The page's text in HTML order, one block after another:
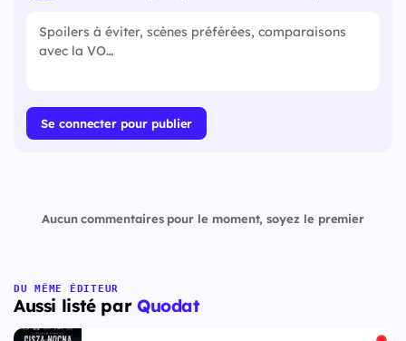
Se connecter pour publier
Aucun commentaires pour le moment, soyez le premier
DU MÊME ÉDITEUR
Aussi listé par Quodat